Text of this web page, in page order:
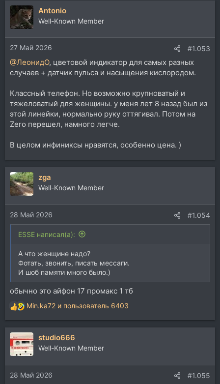
Antonio
Well-Known Member
27 Май 2026 #1.053
@ЛеонидО, цветовой индикатор для самых разных
случаев + датчик пульса и насыщения кислородом.
Классный телефон. Но возможно крупноватый и
тяжеловатый для женщины. у меня лет 8 назад был из
этой линейки, нормально руку оттягивал. Потом на
Zero перешел, намного легче.
В целом инфиниксы нравятся, особенно цена. )
zga
Well-Known Member
28 Май 2026 #1.054
ESSE написал(а):
А что женщине надо?
Фотать, звонить, писать мессаги.
И шоб памяти много было.)
обычно это айфон 17 промакс 1 тб
Р
е
а
к
ц
и
и
:
Min.ka72 и пользователь 6403
studio666
Well-Known Member
28 Май 2026 #1.055